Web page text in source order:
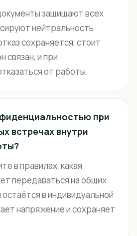
защищают всех
нейтральность
сохраняется, стоит
связан, и при
от работы.
при
встречах внутри
в правилах, какая
передаваться на общих
остаётся в индивидуальной
напряжение и сохраняет